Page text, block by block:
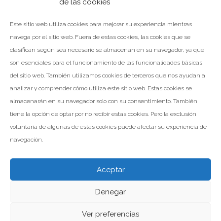
de las cookies
Este sitio web utiliza cookies para mejorar su experiencia mientras
navega por el sitio web. Fuera de estas cookies, las cookies que se
clasifican según sea necesario se almacenan en su navegador, ya que
son esenciales para el funcionamiento de las funcionalidades básicas
del sitio web. También utilizamos cookies de terceros que nos ayudan a
analizar y comprender cómo utiliza este sitio web. Estas cookies se
almacenarán en su navegador solo con su consentimiento. También
tiene la opción de optar por no recibir estas cookies. Pero la exclusión
voluntaria de algunas de estas cookies puede afectar su experiencia de
navegación.
Aceptar
Denegar
Ver preferencias
materiales…
Facebook Google+
Política de Privacidad